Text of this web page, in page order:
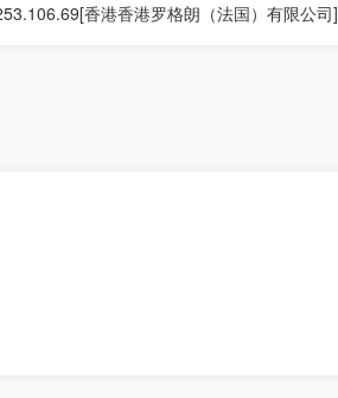
香港香港罗格朗（法国）有限公司]